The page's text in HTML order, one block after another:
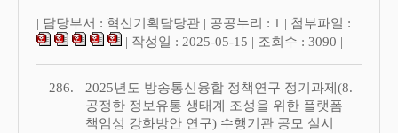
| 담당부서 : 혁신기획담당관 | 공공누리 : 1 | 첨부파일 :
| 작성일 : 2025-05-15 | 조회수 : 3090 |
286.
2025년도 방송통신융합 정책연구 정기과제(8.
공정한 정보유통 생태계 조성을 위한 플랫폼
책임성 강화방안 연구) 수행기관 공모 실시